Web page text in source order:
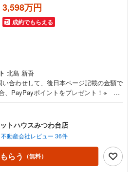
3,598万円
成約でもらえる
北島 新吾
合わせして、後日本ページ記載の金額で
、PayPayポイントをプレゼント！※ 条
つでも大歓迎!!JR外房線「誉田」駅から
学校まで徒歩9分以内お子様の通学も安
グ23帖！家族みんなでゆったり過ごせ
つけて5LDKとしてもお使いいただけま
を見渡せるカウンターキッチン■奥様の家
クローゼット充実！収納豊富が自慢です■
トハウスみつわ台店
不動産会社レビュー 36件
らう （無料）